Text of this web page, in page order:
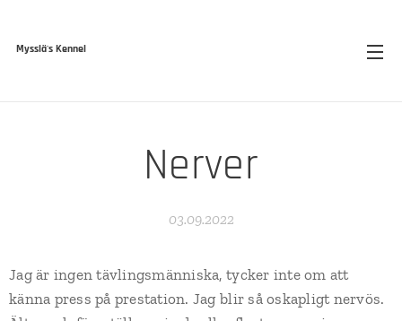
Mysslä's Kennel
Nerver
03.09.2022
Jag är ingen tävlingsmänniska, tycker inte om att
känna press på prestation. Jag blir så oskapligt nervös.